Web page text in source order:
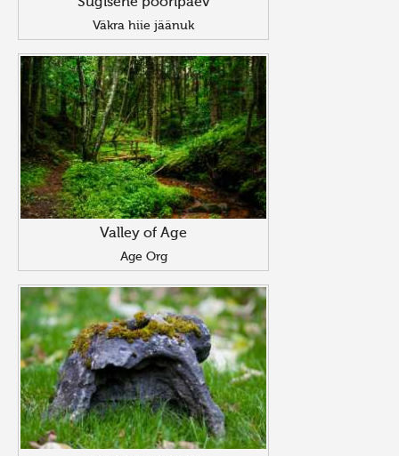
Väkra hiie jäänuk
Valley of Age
Age Org